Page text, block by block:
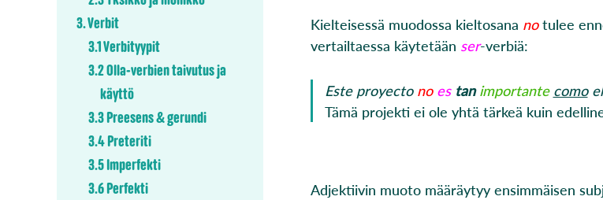
3. Verbit
3.1 Verbityypit
3.2 Olla-verbien taivutus ja
käyttö
3.3 Preesens & gerundi
3.4 Preteriti
3.5 Imperfekti
3.6 Perfekti
Kielteisessä muodossa kieltosana notulee
vertailtaessa käytetään ser-verbiä:
Este proyecto no es tanimportante comoel
Tämä projekti ei ole yhtä tärkeä kuin
Adjektiivin muoto määräytyy ensimmäisen